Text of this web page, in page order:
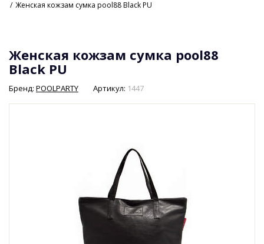
Женская кожзам сумка pool88 Black PU
Женская кожзам сумка pool88
Black PU
Бренд: POOLPARTY Артикул: 1447